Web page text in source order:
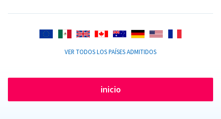
VER TODOS LOS PAÍSES ADMITIDOS
inicio